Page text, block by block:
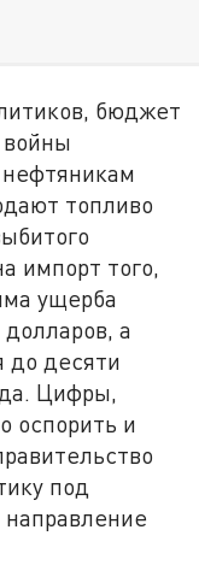
бюджет
топливо
импорт того,
ущерба
а
до десяти
Цифры,
оспорить и
под